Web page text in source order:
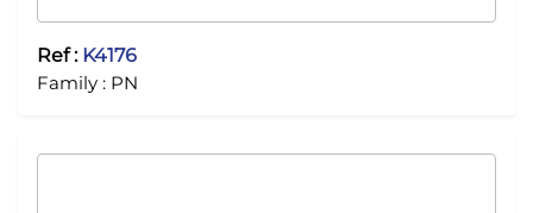
Ref : K4176
Family : PN